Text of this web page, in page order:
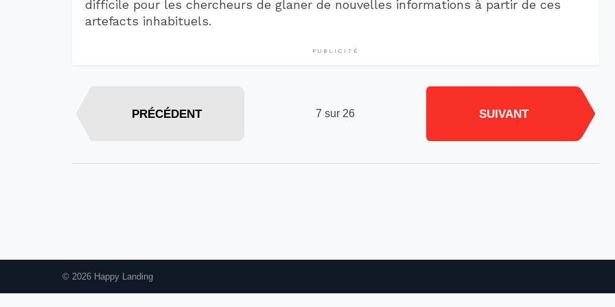
difficile pour les chercheurs de glaner de nouvelles informations à partir de ces
artefacts inhabituels.
PUBLICITÉ
7 sur 26
PRÉCÉDENT SUIVANT
© 2026 Happy Landing